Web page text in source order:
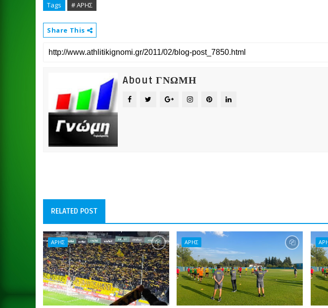
Tags # ΑΡΗΣ
Share This
About ΓΝΩΜΗ
RELATED POST
ΑΡΗΣ ΑΡΗΣ